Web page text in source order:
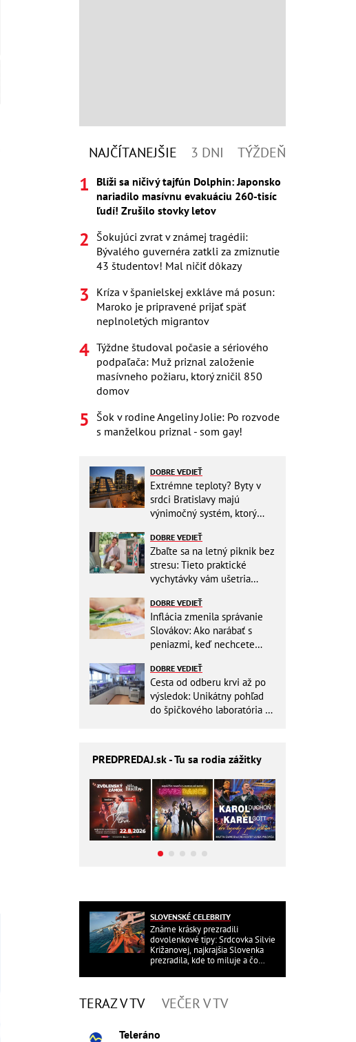
NAJČÍTANEJŠIE 3 DNI TÝŽDEŇ
Blíži sa ničivý tajfún Dolphin: Japonsko
nariadilo masívnu evakuáciu 260-tisíc
ľudí! Zrušilo stovky letov
Šokujúci zvrat v známej tragédii:
Bývalého guvernéra zatkli za zmiznutie
43 študentov! Mal ničiť dôkazy
Kríza v španielskej exkláve má posun:
Maroko je pripravené prijať späť
neplnoletých migrantov
Týždne študoval počasie a sériového
podpaľača: Muž priznal založenie
masívneho požiaru, ktorý zničil 850
domov
Šok v rodine Angeliny Jolie: Po rozvode
s manželkou priznal - som gay!
DOBRE VEDIEŤ
Extrémne teploty? Byty v
srdci Bratislavy majú
výnimočný systém, ktorý
DOBRE VEDIEŤ
Zbaľte sa na letný piknik bez
stresu: Tieto praktické
vychytávky vám ušetria
DOBRE VEDIEŤ
Inflácia zmenila správanie
Slovákov: Ako narábať s
peniazmi, keď nechcete
DOBRE VEDIEŤ
Cesta od odberu krvi až po
výsledok: Unikátny pohľad
do špičkového laboratória na
PREDPREDAJ.sk - Tu sa rodia zážitky
SLOVENSKÉ CELEBRITY
Známe krásky prezradili
dovolenkové tipy: Srdcovka Silvie
Križanovej, najkrajšia Slovenka
prezradila, kde to miluje a čo
TERAZ V TV VEČER V TV
Teleráno